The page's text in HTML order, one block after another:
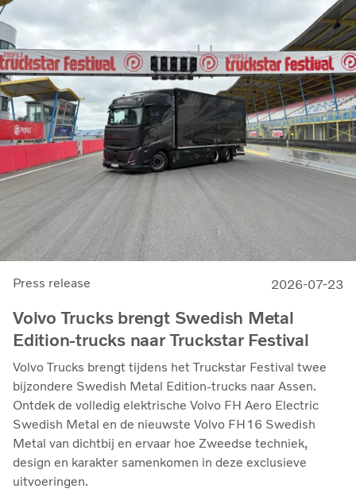
Press release 2026-07-23
Volvo Trucks brengt Swedish Metal
Edition-trucks naar Truckstar Festival
Volvo Trucks brengt tijdens het Truckstar Festival twee
bijzondere Swedish Metal Edition-trucks naar Assen.
Ontdek de volledig elektrische Volvo FH Aero Electric
Swedish Metal en de nieuwste Volvo FH16 Swedish
Metal van dichtbij en ervaar hoe Zweedse techniek,
design en karakter samenkomen in deze exclusieve
uitvoeringen.